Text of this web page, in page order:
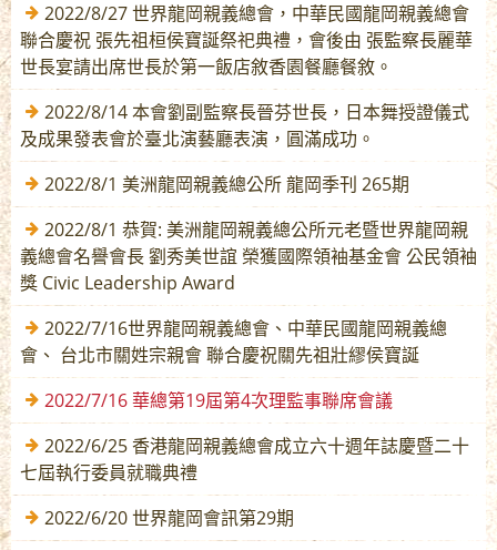
2022/8/27 世界龍岡親義總會，中華民國龍岡親義總會
聯合慶祝 張先祖桓侯寶誕祭祀典禮，會後由 張監察長麗華
世長宴請出席世長於第一飯店敘香園餐廳餐敘。
2022/8/14 本會劉副監察長晉芬世長，日本舞授證儀式
及成果發表會於臺北演藝廳表演，圓滿成功。
2022/8/1 美洲龍岡親義總公所 龍岡季刊 265期
2022/8/1 恭賀: 美洲龍岡親義總公所元老暨世界龍岡親
義總會名譽會長 劉秀美世誼 榮獲國際領袖基金會 公民領袖
獎 Civic Leadership Award
2022/7/16世界龍岡親義總會、中華民國龍岡親義總
會、 台北市關姓宗親會 聯合慶祝關先祖壯繆侯寶誕
2022/7/16 華總第19屆第4次理監事聯席會議
2022/6/25 香港龍岡親義總會成立六十週年誌慶暨二十
七屆執行委員就職典禮
2022/6/20 世界龍岡會訊第29期